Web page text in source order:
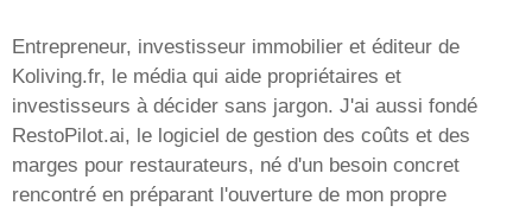
Entrepreneur, investisseur immobilier et éditeur de
Koliving.fr, le média qui aide propriétaires et
investisseurs à décider sans jargon. J'ai aussi fondé
RestoPilot.ai, le logiciel de gestion des coûts et des
marges pour restaurateurs, né d'un besoin concret
rencontré en préparant l'ouverture de mon propre